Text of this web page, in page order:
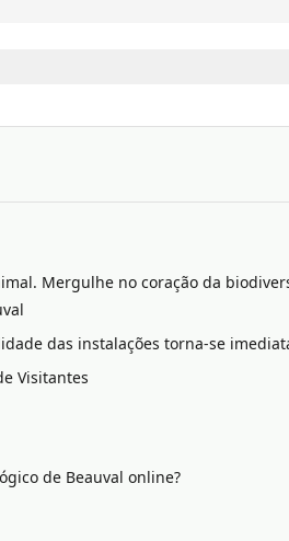
Mergulhe no coração da
das instalações torna-se
Visitantes
de Beauval online?